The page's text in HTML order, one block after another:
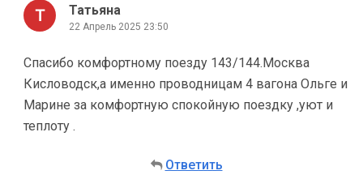
Татьяна
22 Апрель 2025 23:50
Спасибо комфортному поезду 143/144.Москва
Кисловодск,а именно проводницам 4 вагона Ольге и
Марине за комфортную спокойную поездку ,уют и
теплоту .
Ответить